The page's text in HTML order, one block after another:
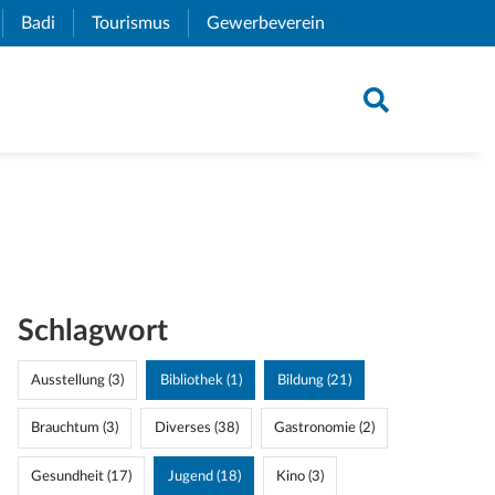
Link)
Badi (External Link)
Tourismus (External Link)
Gewerbeverein
Schlagwort
Ausstellung (3) Bibliothek (1) Bildung (21)
Brauchtum (3) Diverses (38) Gastronomie (2)
Gesundheit (17) Jugend (18) Kino (3)